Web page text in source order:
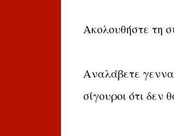
Ακολουθήστε τη
Αναλάβετε
σίγουροι ότι δεν